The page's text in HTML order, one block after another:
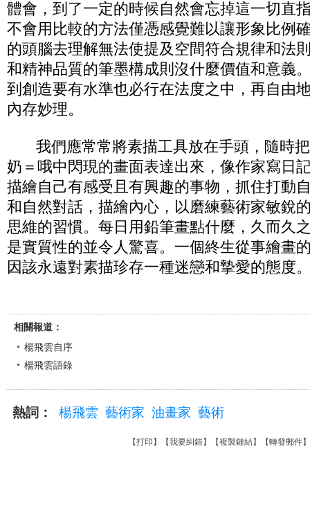
體會，到了一定的時候自然會忘掉這一切直
不會用比較的方法僅憑感覺難以讓形象比例
的頭腦去理解無法使提及空間符合規律和法
和精神品質的筆墨構成則沒什麼價值和意義
到創造要有水準也必行在法度之中，再自由
內存妙理。
我們應常常將素描工具放在手頭，隨時把
奶＝哦中閃現的畫面表達出來，像作家寫日
描繪自己有感受且有興趣的事物，抓住打動
和自然對話，描繪內心，以磨練藝術家敏銳
思維的習慣。每日用鉛筆畫點什麼，久而久
是實質性的並令人驚喜。一個終生從事繪畫
因該永遠對素描珍存一種迷戀和摯愛的態度
相關報道：
楊飛雲自序
楊飛雲語錄
熱詞： 楊飛雲 藝術家 油畫家 藝術
【打印 】【我要糾錯】【複製鏈結】【轉發郵件